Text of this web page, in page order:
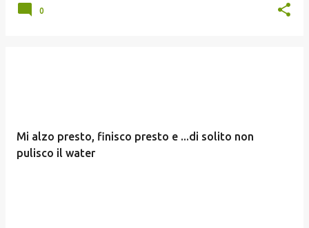
0
Mi alzo presto, finisco presto e ...di solito non
pulisco il water